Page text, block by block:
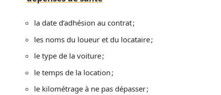
la date d’adhésion au contrat ;
les noms du loueur et du locataire ;
le type de la voiture ;
le temps de la location ;
le kilométrage à ne pas dépasser ;